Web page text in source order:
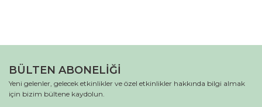
BÜLTEN ABONELİĞİ
Yeni gelenler, gelecek etkinlikler ve özel etkinlikler hakkında bilgi almak
için bizim bültene kaydolun.